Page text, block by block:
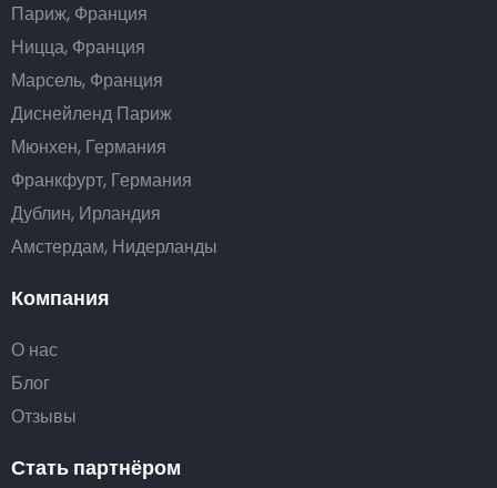
Компания
О нас
Блог
Отзывы
Стать партнёром
Париж, Франция
Ницца, Франция
Марсель, Франция
Диснейленд Париж
Мюнхен, Германия
Франкфурт, Германия
Дублин, Ирландия
Амстердам, Нидерланды